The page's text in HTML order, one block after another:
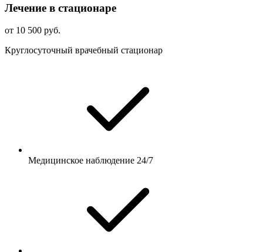
Лечение в стационаре
от 10 500 руб.
Круглосуточный врачебный стационар
Медицинское наблюдение 24/7